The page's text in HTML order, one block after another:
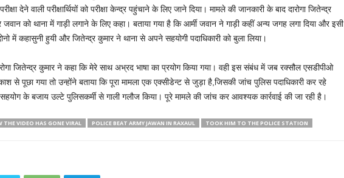
देने वाली परीक्षार्थियों को परीक्षा केन्द्र पहुंचाने के लिए जाने दिया। मामले की जानकारी के बाद दारोगा जितेन्द्र
को थाना में गाड़ी लगाने के लिए कहा। बताया गया है कि आर्मी जवान ने गाड़ी कहीं अन्य जगह लगा दिया और इसी
में कहासुनी हुयी और जितेन्द्र कुमार ने थाना से अपने सहयोगी पदाधिकारी को बुला लिया।
जितेन्द्र कुमार ने कहा कि मेरे साथ अभ्रद भाषा का प्रयोग किया गया। वही इस संबंध में जब रक्सौल एसडीपीओ
से पूछा गया तो उन्होंने बताया कि पूरा मामला एक एक्सीडेन्ट से जुड़ा है,जिसकी जांच पुलिस पदाधिकारी कर रहे
के बजाय उल्टे पुलिसकर्मी से गाली गलौज किया। पूरे मामले की जांच कर आवश्यक कार्रवाई की जा रही है।
THE VIDEO HAS GONE VIRAL POLICE BEAT ARMY JAWAN IN RAXAUL TOOK HIM TO THE POLICE STATION